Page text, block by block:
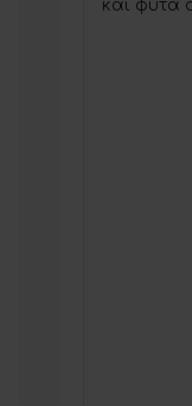
και φυτά